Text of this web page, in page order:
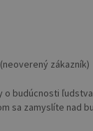
zákazník)
o budúcnosti
sa zamyslíte nad